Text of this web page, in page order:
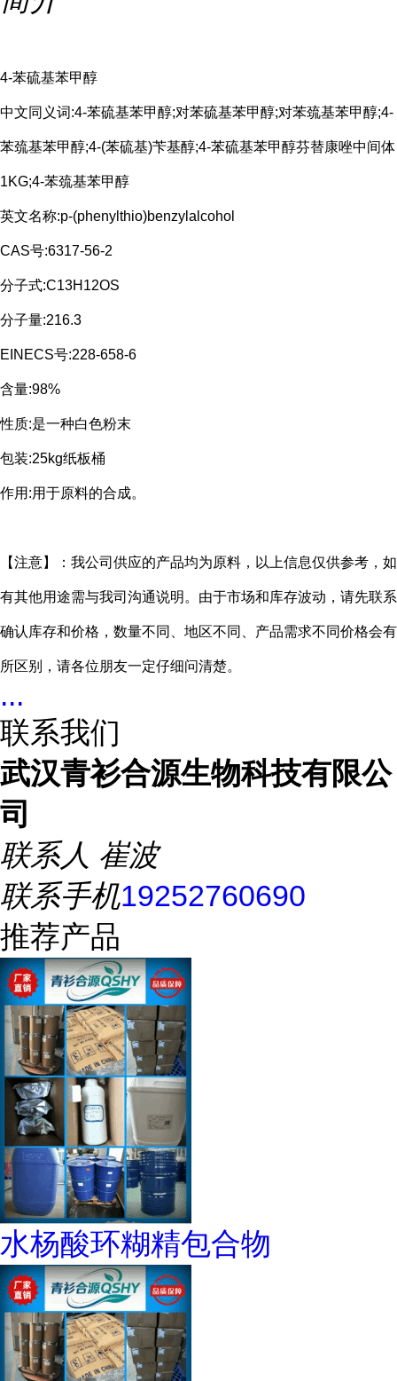
4-苯硫基苯甲醇
中文同义词:4-苯硫基苯甲醇;对苯硫基苯甲醇;对苯巯基苯甲醇;4-
苯巯基苯甲醇;4-(苯硫基)苄基醇;4-苯硫基苯甲醇芬替康唑中间体
1KG;4-苯巯基苯甲醇
英文名称:p-(phenylthio)benzylalcohol
CAS号:6317-56-2
分子式:C13H12OS
分子量:216.3
EINECS号:228-658-6
含量:98%
性质:是一种白色粉末
包装:25kg纸板桶
作用:用于原料的合成。
【注意】：我公司供应的产品均为原料，以上信息仅供参考，如
有其他用途需与我司沟通说明。由于市场和库存波动，请先联系
确认库存和价格，数量不同、地区不同、产品需求不同价格会有
所区别，请各位朋友一定仔细问清楚。
...
联系我们
武汉青衫合源生物科技有限公
司
联系人 崔波
联系手机19252760690
推荐产品
水杨酸环糊精包合物